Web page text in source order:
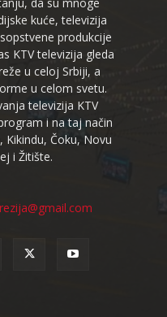
kuće, televizija
produkcije
KTV televizija gleda
u celoj Srbiji, a
u celom svetu.
televizija KTV
i na taj način
Kikindu, Čoku, Novu
i Žitište.